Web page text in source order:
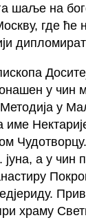
шаље на
где ће
у чин
у
а у чин
храму